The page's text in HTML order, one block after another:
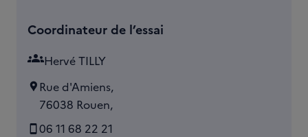
Coordinateur de l’essai
groupsHervé TILLY
Rue d'Amiens,
76038 Rouen,
06 11 68 22 21